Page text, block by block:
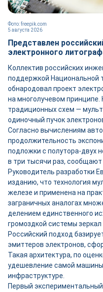
5 августа 2026
Фото: freepik.com
Представлен
электронного
Коллектив российских
поддержкой Национальной
обнародовал проект
на многолучевом принципе.
традиционных схем —
одиночный пучок
Согласно вычислениям
продолжительность
подложки с полутора-двух
в три тысячи раз, сообщают
Руководитель разработки
изданию, что технология
железе и применена на
заграничных аналогах
делением единственного
громоздкой системы
Российский подход
эмиттеров электронов,
Такая архитектура, по
удешевление самой
инфраструктуре.
Первый